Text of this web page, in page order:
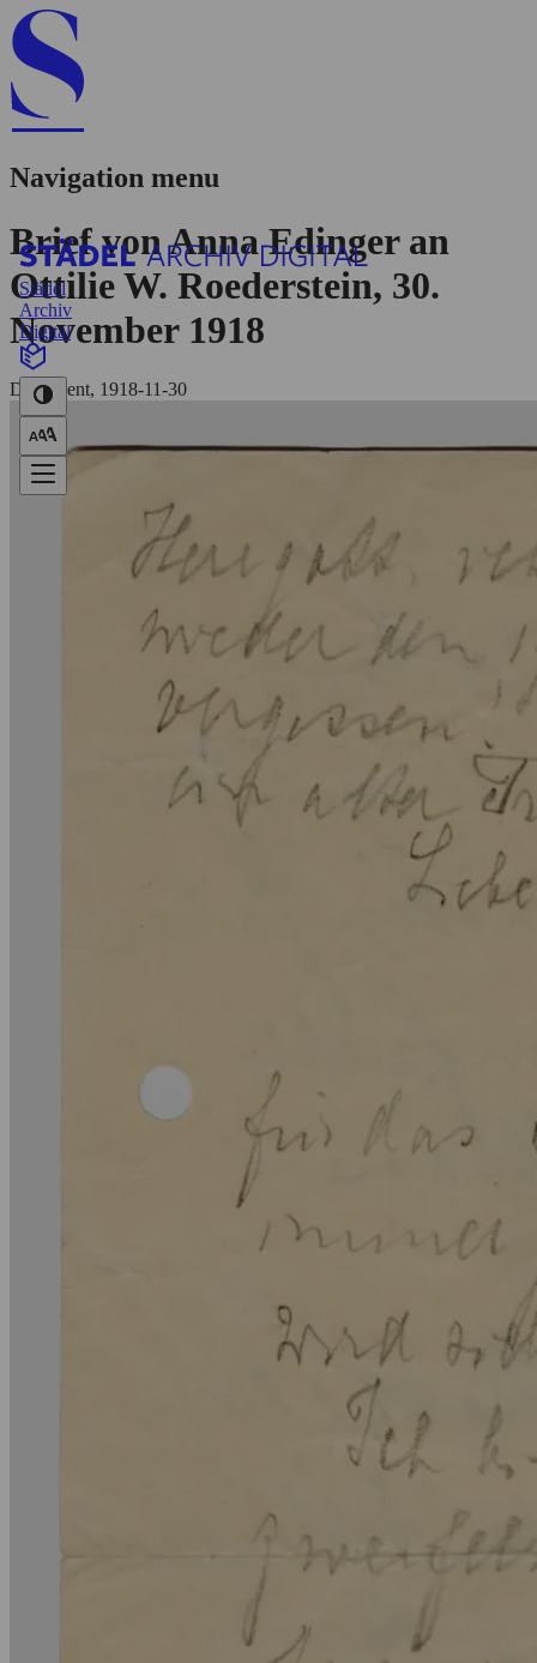
Navigation menu
Städel
Archiv
Digital
Brief von Anna Edinger an
Ottilie W. Roederstein, 30.
November 1918
Dokument, 1918-11-30